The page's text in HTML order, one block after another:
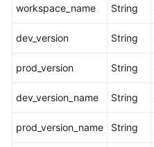
资
支
区
workspace_name String
dev_version String
prod_version String
dev_version_name String
prod_version_name String